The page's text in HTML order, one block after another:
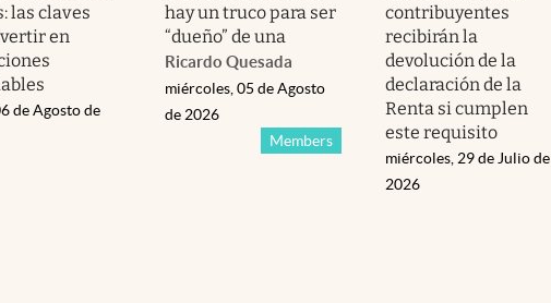
las claves
en
de Agosto de
hay un truco para ser
“dueño” de una
Ricardo Quesada
Members
miércoles, 05 de Agosto
de 2026
contribuyentes
recibirán la
devolución de la
declaración de la
Renta si cumplen
este requisito
miércoles, 29 de Julio de
2026